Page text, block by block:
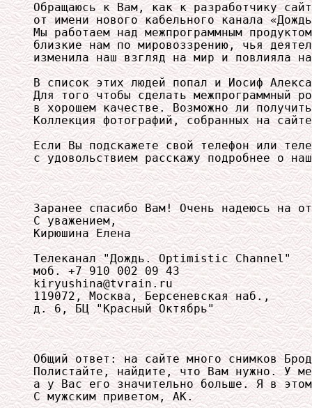
Обращаюсь к Вам, как к разработчику
от имени нового кабельного канала
Мы работаем над межпрограммным
близкие нам по мировоззрению, чья
изменила наш взгляд на мир и повлияла
В список этих людей попал и Иосиф
Для того чтобы сделать межпрограммный
в хорошем качестве. Возможно ли
Коллекция фотографий, собранных на
Если Вы подскажете свой телефон или
с удовольствием расскажу подробнее о
Заранее спасибо Вам! Очень надеюсь на
С уважением,
Кирюшина Елена
Телеканал "Дождь. Optimistic Channel"
моб. +7 910 002 09 43
kiryushina@tvrain.ru
119072, Москва, Берсеневская наб.,
д. 6, БЦ "Красный Октябрь"
Общий ответ: на сайте много снимков
Полистайте, найдите, что Вам нужно. У
а у Вас его значительно больше. Я в